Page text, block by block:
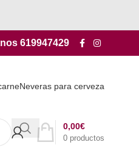
619947429
Neveras para cerveza
0 productos
0,00€